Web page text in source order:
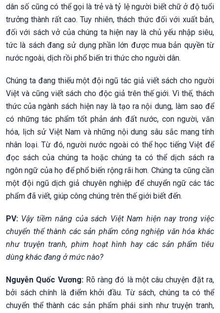
dân số cũng có thể gọi là trẻ và tỷ lệ người biết chữ ở độ tuổi
trưởng thành rất cao. Tuy nhiên, thách thức đối với xuất bản,
đối với sách vở của chúng ta hiện nay là chủ yếu nhập siêu,
tức là sách đang sử dụng phần lớn được mua bản quyền từ
nước ngoài, dịch rồi phổ biến tri thức cho người dân.
Chúng ta đang thiếu một đội ngũ tác giả viết sách cho người
Việt và cũng viết sách cho độc giả trên thế giới. Vì thế, thách
thức của ngành sách hiện nay là tạo ra nội dung, làm sao để
có những tác phẩm tốt phản ánh đất nước, con người, văn
hóa, lịch sử Việt Nam và những nội dung sâu sắc mang tính
nhân loại. Từ đó, người nước ngoài có thể học tiếng Việt để
đọc sách của chúng ta hoặc chúng ta có thể dịch sách ra
ngôn ngữ của họ để phổ biến rộng rãi hơn. Chúng ta cũng cần
một đội ngũ dịch giả chuyên nghiệp để chuyển ngữ các tác
phẩm đã viết, giúp công chúng trên thế giới biết đến.
PV: Vậy tiềm năng của sách Việt Nam hiện nay trong việc
chuyển thể thành các sản phẩm công nghiệp văn hóa khác
như truyện tranh, phim hoạt hình hay các sản phẩm tiêu
dùng khác đang ở mức nào?
Nguyễn Quốc Vương:Rõ ràng đó là một câu chuyện đặt ra,
bởi sách chính là điểm khởi đầu. Từ sách, chúng ta có thể
chuyển thể thành các sản phẩm phái sinh như truyện tranh,